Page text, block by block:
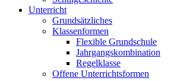
Unterricht
Grundsätzliches
Klassenformen
Flexible Grundschule
Jahrgangskombination
Regelklasse
Offene Unterrichtsformen